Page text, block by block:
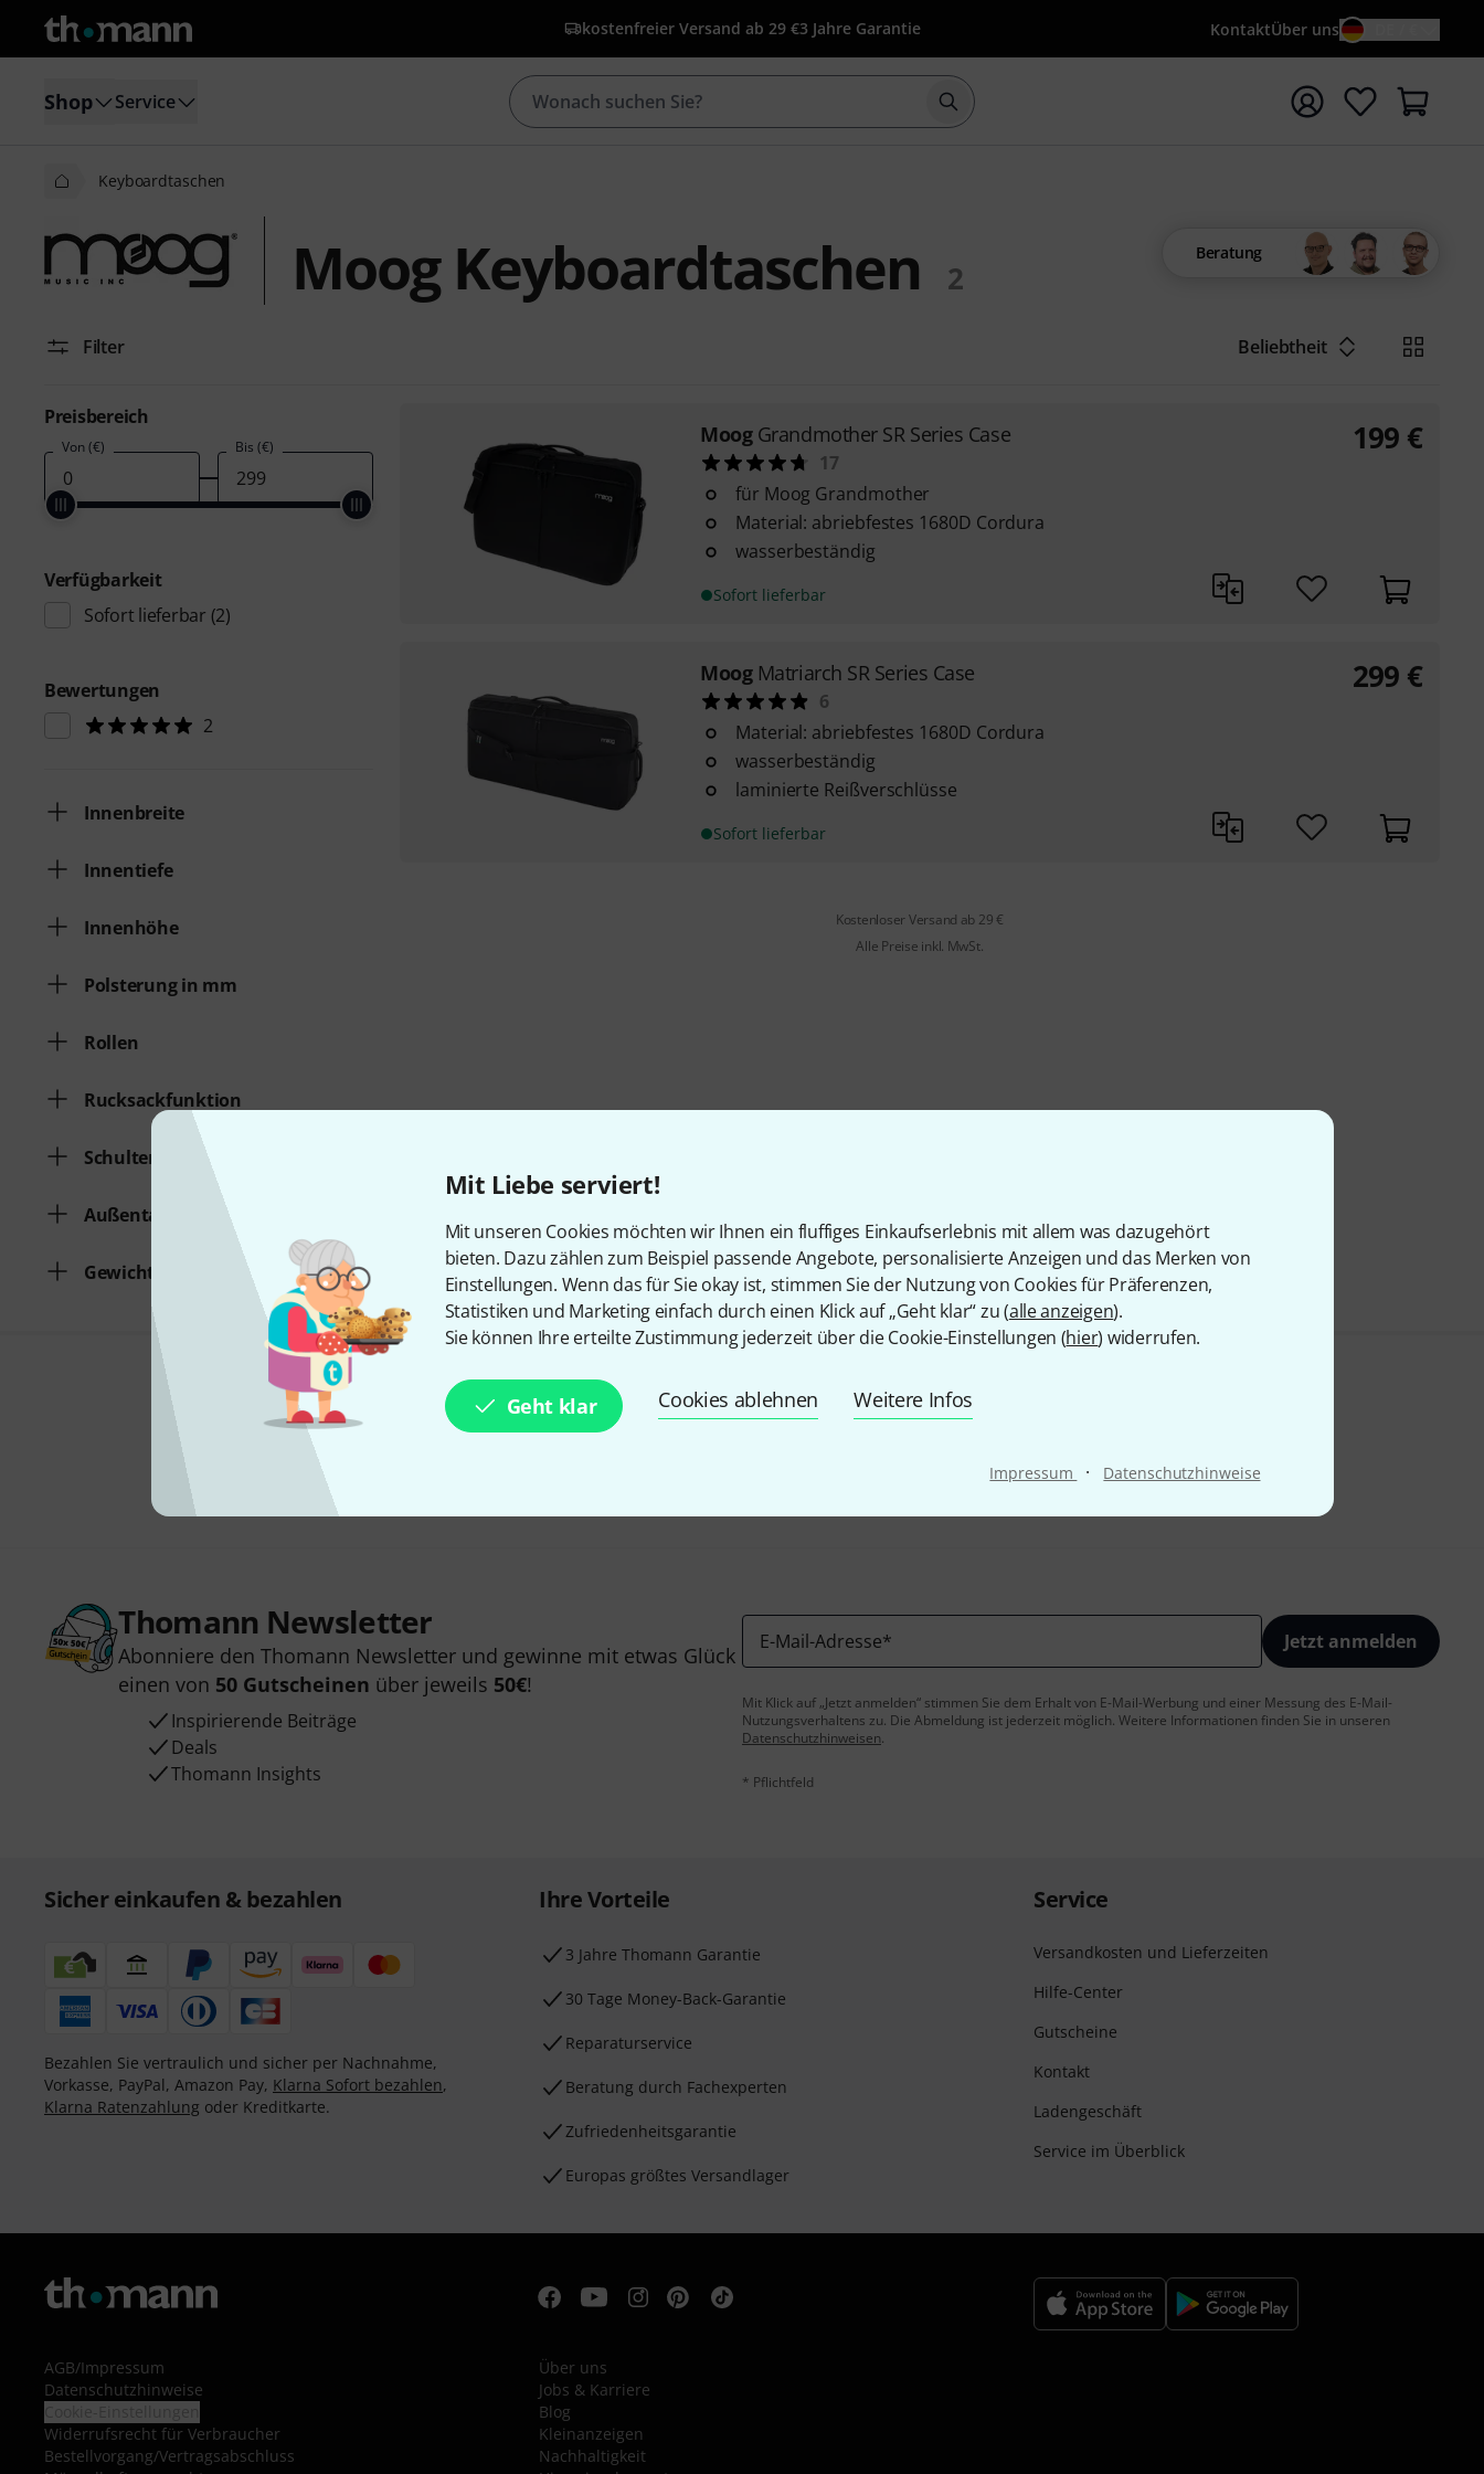
Mit Liebe serviert!
Mit unseren Cookies möchten wir Ihnen ein fluffiges Einkaufserlebnis mit allem was dazugehört
bieten. Dazu zählen zum Beispiel passende Angebote, personalisierte Anzeigen und das Merken von
Einstellungen. Wenn das für Sie okay ist, stimmen Sie der Nutzung von Cookies für Präferenzen,
Statistiken und Marketing einfach durch einen Klick auf „Geht klar“ zu (alle anzeigen).
Sie können Ihre erteilte Zustimmung jederzeit über die Cookie-Einstellungen (hier) widerrufen.
Geht klar Cookies ablehnen Weitere Infos
Impressum · Datenschutzhinweise
kostenfreier Versand ab 29 €3 Jahre Garantie KontaktÜber uns
Shop Service Suche mit Suchwort {searchTerm} starten
Keyboardtaschen
Moog Keyboardtaschen 2
Beratung
Filter Beliebtheit
Preisbereich
Von (€) Bis (€)
Verfügbarkeit
Sofort lieferbar (2)
Bewertungen
2
Innenbreite
Innentiefe
Innenhöhe
Polsterung in mm
Rollen
Rucksackfunktion
Schultergurt
Außentasche
Gewicht
Moog Grandmother SR Series Case
17
für Moog Grandmother
Material: abriebfestes 1680D Cordura
wasserbeständig
Sofort lieferbar
199 €
Moog Matriarch SR Series Case
6
Material: abriebfestes 1680D Cordura
wasserbeständig
laminierte Reißverschlüsse
Sofort lieferbar
299 €
Kostenloser Versand ab 29 €
Alle Preise inkl. MwSt.
Gefällt Ihnen, was Sie sehen?
Thomann Newsletter
Abonniere den Thomann Newsletter und gewinne mit etwas Glück
einen von 50 Gutscheinen über jeweils 50€!
Inspirierende Beiträge
Deals
Thomann Insights
E-Mail-Adresse* Jetzt anmelden
Mit Klick auf „Jetzt anmelden“ stimmen Sie dem Erhalt von E-Mail-Werbung und einer Messung des E-Mail-
Nutzungsverhaltens zu. Die Abmeldung ist jederzeit möglich. Weitere Informationen finden Sie in unseren
Datenschutzhinweisen.
* Pflichtfeld
Sicher einkaufen & bezahlen
Bezahlen Sie vertraulich und sicher per Nachnahme,
Vorkasse, PayPal, Amazon Pay, Klarna Sofort bezahlen,
Klarna Ratenzahlung oder Kreditkarte.
Ihre Vorteile
3 Jahre Thomann Garantie
30 Tage Money-Back-Garantie
Reparaturservice
Beratung durch Fachexperten
Zufriedenheitsgarantie
Europas größtes Versandlager
Service
Versandkosten und Lieferzeiten
Hilfe-Center
Gutscheine
Kontakt
Ladengeschäft
Service im Überblick
AGB/Impressum
Datenschutzhinweise
Widerrufsrecht für Verbraucher
Bestellvorgang/Vertragsabschluss
Über uns
Jobs & Karriere
Blog
Kleinanzeigen
Nachhaltigkeit